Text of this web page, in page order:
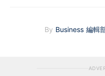
By Business 編輯